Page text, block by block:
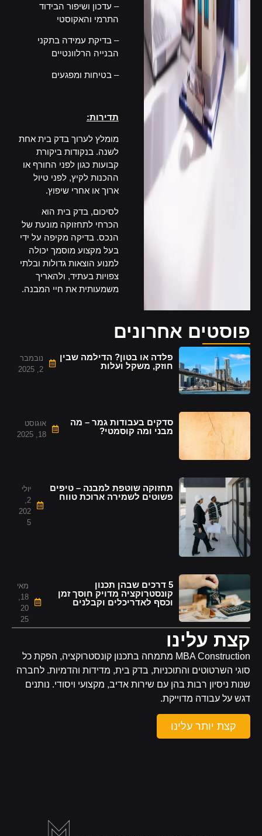
פוסטים אחרונים
פלדה או בטון? הדילמה שבין
חוזק, משקל ועלות
נובמבר
2, 2025
סדקים בעבודות גמר – מה
מבני ומה קוסמטי?
אוגוסט
18, 2025
תחזוקה שוטפת למבנה – טיפים
פשוטים לשמירה ארוכת טווח
יולי
202
5
5 דרכים שבהן תכנון
קונסטרוקציה מדויק חוסך זמן
וכסף לאדריכלים וקבלנים
מאי
20
25
קצת עלינו
MBA Construction מתמחה בתכנון קונסטרוקציה, הפקת כל
סוגי השרטוטים והתוכניות, בדק בית, מדידות והדמיות. לחברה
שנות ניסיון רבות בהן עם שירות אדיב, מקצועי ויסודי. נותנים
דגש על עבודה מדוייקת.
קצת יותר עלינו
– עדכון ושיפור הבידוד
התרמי והאקוסטי
– בדיקת עמידה בתקני
הבנייה הרלוונטיים
– בטיחות ומפגעים
תדירות:
מומלץ לערוך בדק בית אחת
לשנה. בנקודות ביקורת
קבועות כגון לפני החורף או
ההכנות לקיץ, לפני טיול
ארוך או אחרי שיפוץ.
לסיכום, בדק בית הוא
הכרחי לתחזוקה מונעת של
הנכס. בדיקה מקיפה על ידי
בעל מקצוע מוסמך יכולה
למנוע הוצאות גדולות ובלתי
צפויות בעתיד, ולהאריך
משמעותית את חיי המבנה.